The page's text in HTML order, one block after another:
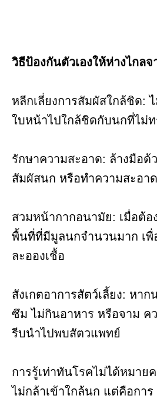
วิธีป้องกันตัวเองให้ห่างไกลจ
หลีกเลี่ยงการสัมผัสใกล้ชิด:
ใบหน้าไปใกล้ชิดกับนกที่ไม่
รักษาความสะอาด: ล้างมือด้
สัมผัสนก หรือทำความสะอา
สวมหน้ากากอนามัย: เมื่อต้อ
พื้นที่ที่มีมูลนกจำนวนมาก เพื่
ละอองเชื้อ
สังเกตอาการสัตว์เลี้ยง: หาก
ซึม ไม่กินอาหาร หรือจาม ค
รีบนำไปพบสัตวแพทย์
การรู้เท่าทันโรคไม่ได้หมาย
ไม่กล้าเข้าใกล้นก แต่คือการ